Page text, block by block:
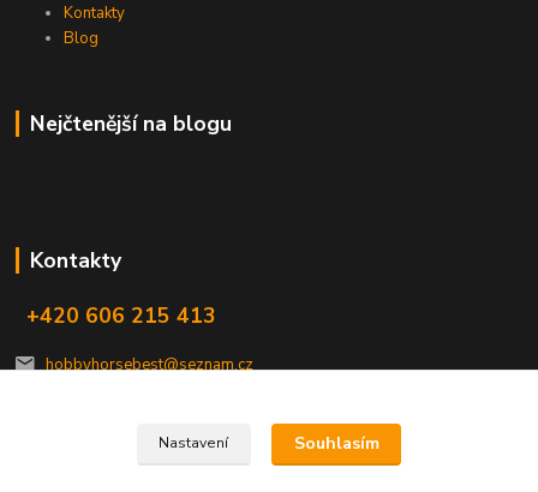
Kontakty
Blog
Nejčtenější na blogu
Kontakty
+420 606 215 413
hobbyhorsebest@seznam.cz
Nastavení Souhlasím